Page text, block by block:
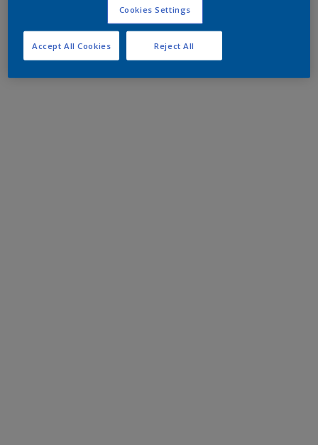
Cookies Settings
Reject All
Accept All Cookies